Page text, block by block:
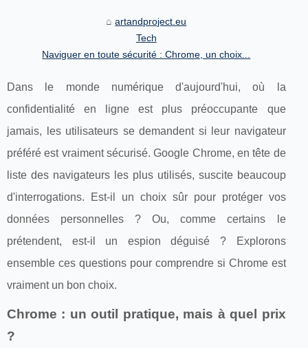
artandproject.eu
Tech
Naviguer en toute sécurité : Chrome, un choix...
Dans le monde numérique d'aujourd'hui, où la
confidentialité en ligne est plus préoccupante que
jamais, les utilisateurs se demandent si leur navigateur
préféré est vraiment sécurisé. Google Chrome, en tête de
liste des navigateurs les plus utilisés, suscite beaucoup
d'interrogations. Est-il un choix sûr pour protéger vos
données personnelles ? Ou, comme certains le
prétendent, est-il un espion déguisé ? Explorons
ensemble ces questions pour comprendre si Chrome est
vraiment un bon choix.
Chrome : un outil pratique, mais à quel prix
?